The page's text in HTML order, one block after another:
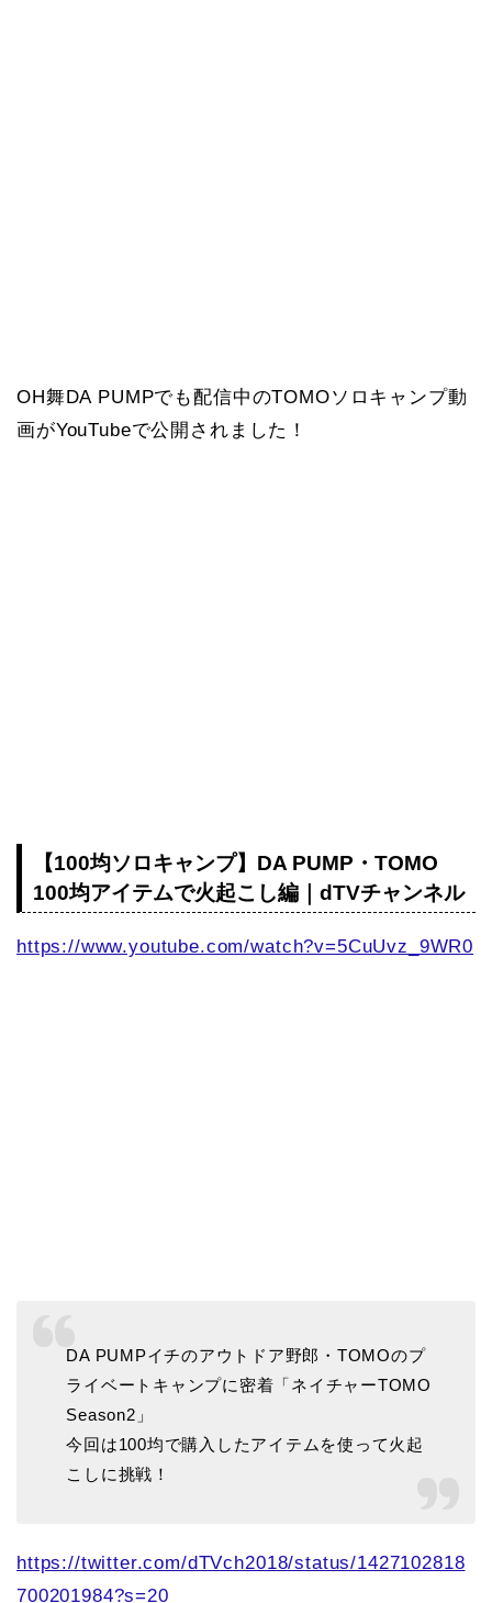
OH舞DA PUMPでも配信中のTOMOソロキャンプ動
画がYouTubeで公開されました！
【100均ソロキャンプ】DA PUMP・TOMO
100均アイテムで火起こし編｜dTVチャンネル
https://www.youtube.com/watch?v=5CuUvz_9WR0
DA PUMPイチのアウトドア野郎・TOMOのプ
ライベートキャンプに密着「ネイチャーTOMO
Season2」
今回は100均で購入したアイテムを使って火起
こしに挑戦！
https://twitter.com/dTVch2018/status/1427102818
700201984?s=20